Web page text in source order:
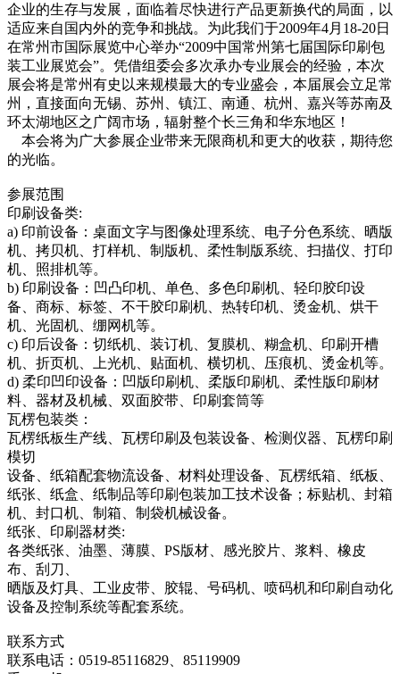
企业的生存与发展，面临着尽快进行产品更新换代的局面，以
适应来自国内外的竞争和挑战。为此我们于2009年4月18-20日
在常州市国际展览中心举办“2009中国常州第七届国际印刷包
装工业展览会”。凭借组委会多次承办专业展会的经验，本次
展会将是常州有史以来规模最大的专业盛会，本届展会立足常
州，直接面向无锡、苏州、镇江、南通、杭州、嘉兴等苏南及
环太湖地区之广阔市场，辐射整个长三角和华东地区！
本会将为广大参展企业带来无限商机和更大的收获，期待您
的光临。
参展范围
印刷设备类:
a) 印前设备：桌面文字与图像处理系统、电子分色系统、晒版
机、拷贝机、打样机、制版机、柔性制版系统、扫描仪、打印
机、照排机等。
b) 印刷设备：凹凸印机、单色、多色印刷机、轻印胶印设
备、商标、标签、不干胶印刷机、热转印机、烫金机、烘干
机、光固机、绷网机等。
c) 印后设备：切纸机、装订机、复膜机、糊盒机、印刷开槽
机、折页机、上光机、贴面机、横切机、压痕机、烫金机等。
d) 柔印凹印设备：凹版印刷机、柔版印刷机、柔性版印刷材
料、器材及机械、双面胶带、印刷套筒等
瓦楞包装类：
瓦楞纸板生产线、瓦楞印刷及包装设备、检测仪器、瓦楞印刷
模切
设备、纸箱配套物流设备、材料处理设备、瓦楞纸箱、纸板、
纸张、纸盒、纸制品等印刷包装加工技术设备；标贴机、封箱
机、封口机、制箱、制袋机械设备。
纸张、印刷器材类:
各类纸张、油墨、薄膜、PS版材、感光胶片、浆料、橡皮
布、刮刀、
晒版及灯具、工业皮带、胶辊、号码机、喷码机和印刷自动化
设备及控制系统等配套系统。
联系方式
联系电话：0519-85116829、85119909